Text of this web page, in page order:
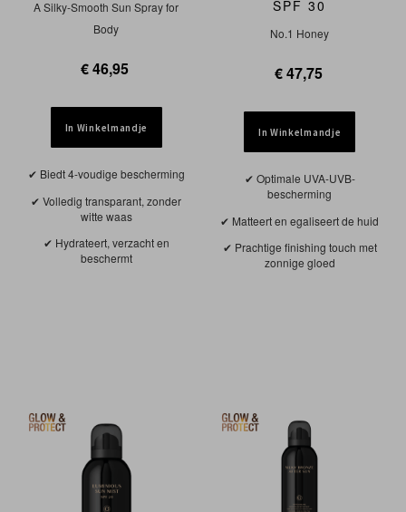
A Silky-Smooth Sun Spray for
Body
€ 46,95
In Winkelmandje
Biedt 4-voudige bescherming
Volledig transparant, zonder
witte waas
Hydrateert, verzacht en
beschermt
SPF 30
No.1 Honey
€ 47,75
In Winkelmandje
Optimale UVA-UVB-
bescherming
Matteert en egaliseert de huid
Prachtige finishing touch met
zonnige gloed